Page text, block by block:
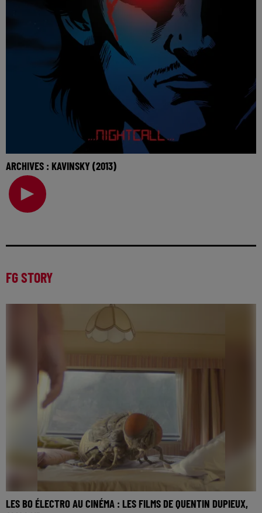
ARCHIVES : KAVINSKY (2013)
🎧 Ecoutez Radio FG sur http://www.radiofg.com 📱 et sur
l’Application FG (IOS https://urlz.fr/hhZx
FG STORY
LES BO ÉLECTRO AU CINÉMA : LES FILMS DE QUENTIN DUPIEUX,